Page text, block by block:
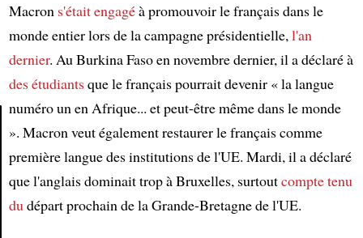
Article
Macron s'était engagéà promouvoir le français dans le
monde entier lors de la campagne présidentielle,l'an
dernier. Au Burkina Faso en novembre dernier, il a déclaré à
des étudiantsque le français pourrait devenir « la langue
numéro un en Afrique... et peut-être même dans le monde
». Macron veut également restaurer le français comme
première langue des institutions de l'UE. Mardi, il a déclaré
que l'anglais dominait trop à Bruxelles, surtoutcompte tenu
dudépart prochain de la Grande-Bretagne de l'UE.